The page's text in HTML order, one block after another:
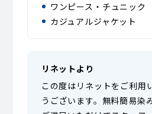
ワンピース・チュニック
カジュアルジャケット
リネットより
この度はリネットをご利用
うございます。無料簡易染